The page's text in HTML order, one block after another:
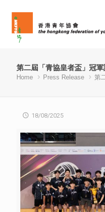
第二屆「青協皇者盃」冠軍
Home Press Release 第
18/08/2025